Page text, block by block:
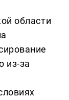
области
из-за